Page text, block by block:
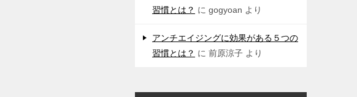
習慣とは？ に gogyoan より
アンチエイジングに効果がある５つの
習慣とは？ に 前原涼子 より